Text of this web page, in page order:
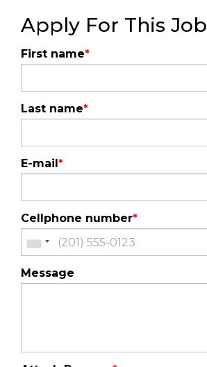
Apply For This Job
First name*
Last name*
E-mail *
Cellphone number*
Message